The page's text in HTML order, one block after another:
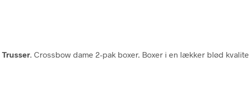
Trusser . Crossbow dame 2-pak boxer. Boxer i en lækker blød